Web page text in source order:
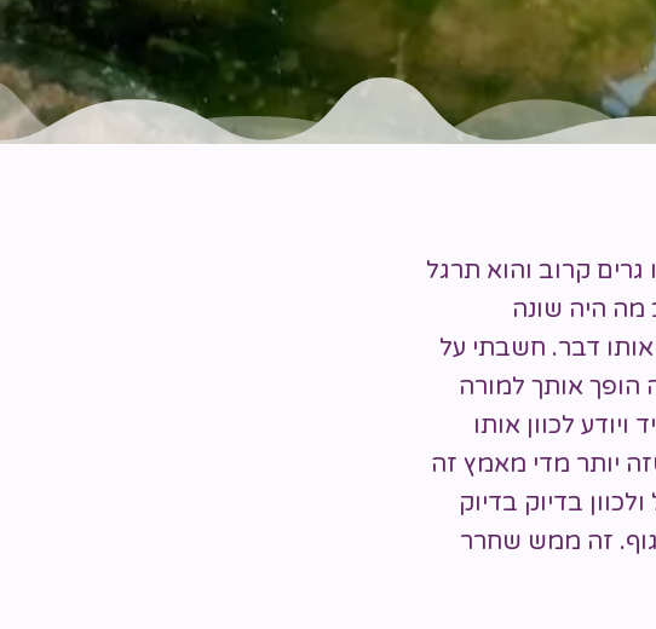
קרוב והוא תרגל
מה היה שונה
אותו דבר. חשבתי על
הופך אותך למורה
לכוון אותו
יותר מדי מאמץ זה
בדיוק בדיוק
זה ממש שחרר